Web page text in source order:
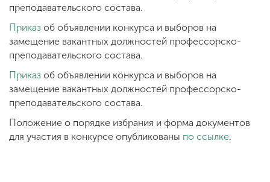
преподавательского состава.
Приказ об объявлении конкурса и выборов на
замещение вакантных должностей профессорско-
преподавательского состава.
Приказ об объявлении конкурса и выборов на
замещение вакантных должностей профессорско-
преподавательского состава.
Положение о порядке избрания и форма документов
для участия в конкурсе опубликованы по ссылке.